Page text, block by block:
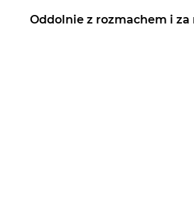
Oddolnie z rozmachem i za